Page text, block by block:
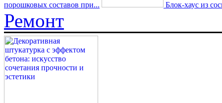
порошковых составов при... Блок-хаус из
Ремонт